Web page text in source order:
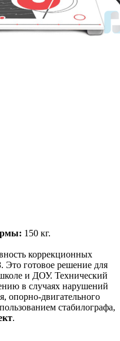
150 кг.
коррекционных
готовое решение для
и ДОУ. Технический
в случаях нарушений
опорно-двигательного
стабилографа,
.